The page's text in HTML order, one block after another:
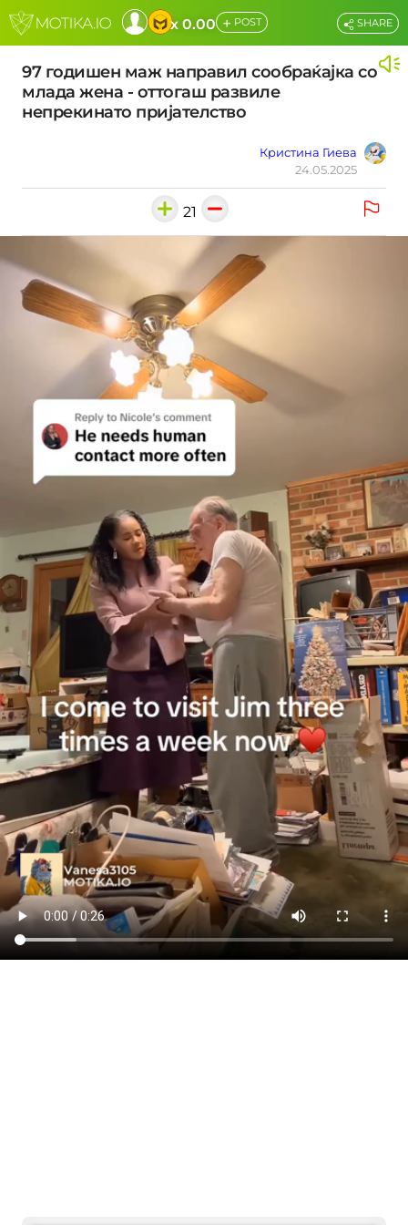
x 0.00 + POST
97 годишен маж направил сообраќајка со
млада жена - оттогаш развиле
непрекинато пријателство
Кристина Гиева
24.05.2025
SHARE
21